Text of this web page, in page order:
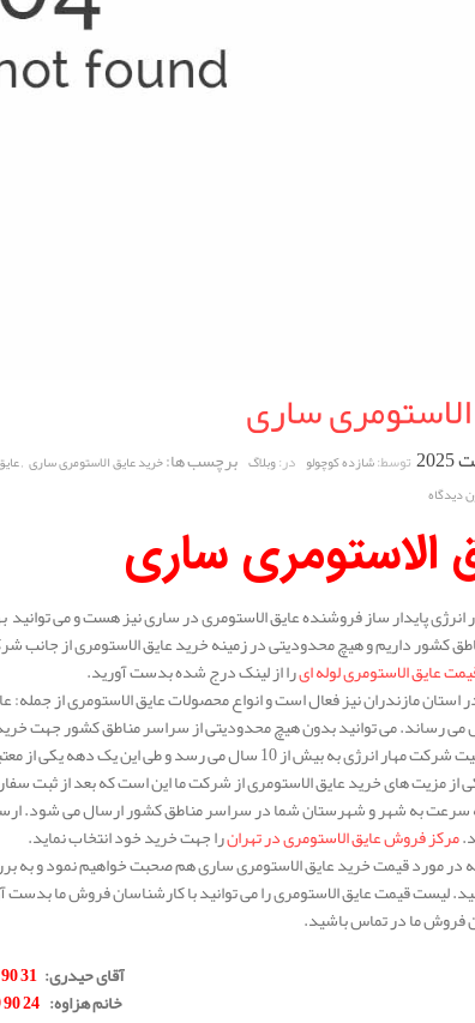
ساری
توسط:شازده کوچولو در:وبلاگ برچسب ها:خرید عایق الاستومری ساری ,
دیدگاه
الاستومری ساری
پایدار ساز فروشنده عایق الاستومری در ساری نیز هست و می
کشور داریم و هیچ محدودیتی در زمینه خرید عایق الاستومری از جانب
عایق الاستومری لوله ایرا از لینک درج شده بدست آورید.
مازندران نیز فعال است و انواع محصولات عایق الاستومری از جمله:
می رساند. می توانید بدون هیچ محدودیتی از سراسر مناطق کشور جهت
سابقه فعالیت شرکت مهار انرژی به بیش از 10 سال می
از مزیت های خرید عایق الاستومری از شرکت ما این است که بعد از ثبت
سرعت به شهر و شهرستان شما در سراسر مناطق کشور ارسال می شود.
مرکز فروش عایق الاستومری در تهرانرا جهت خرید خود انتخاب نماید.
در مورد قیمت خرید عایق الاستومری ساری هم صحبت خواهیم نمود و به
لیست قیمت عایق الاستومری را می توانید با کارشناسان فروش ما
فروش ما در تماس باشید.
آقای حیدری:
31 90 296 0912
خانم هزاوه:
24 90 649 0902